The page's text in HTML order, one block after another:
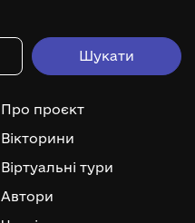
Про проєкт
Вікторини
Віртуальні тури
Автори